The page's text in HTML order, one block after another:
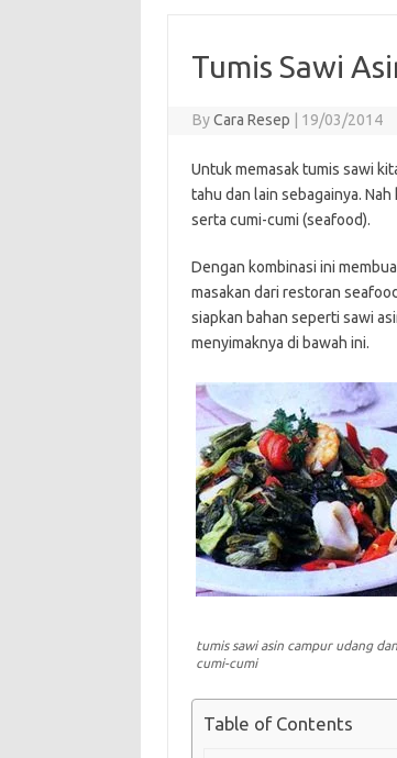
Tumis Sawi
ByCara Resep | 19/03/2014
Untuk memasak tumis sawi
tahu dan lain sebagainya.
serta cumi-cumi (seafood).
Dengan kombinasi ini
masakan dari restoran
siapkan bahan seperti sawi
menyimaknya di bawah ini.
tumis sawi asin campur udang dan
cumi-cumi
Table of Contents